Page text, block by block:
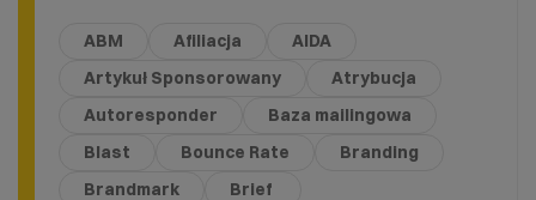
ABM Afiliacja
AIDA
Artykuł Sponsorowany
Atrybucja
Autoresponder
Baza mailingowa
Blast
Bounce Rate
Branding
Brandmark
Brief